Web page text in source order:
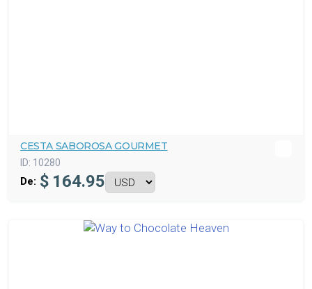
CESTA SABOROSA GOURMET
ID: 10280
De: $ 164.95